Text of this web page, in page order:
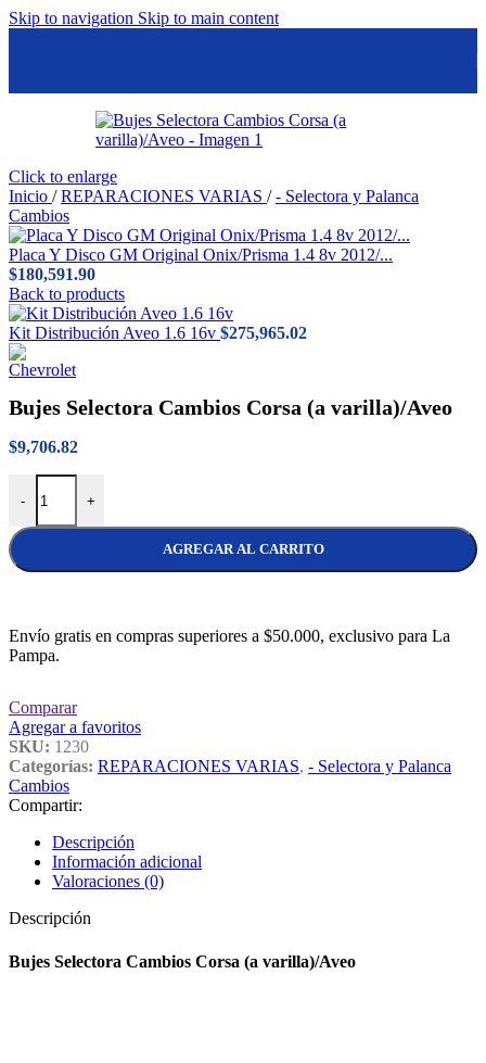
Skip to navigation Skip to main content
Click to enlarge
Inicio / REPARACIONES VARIAS / - Selectora y Palanca
Cambios
Placa Y Disco GM Original Onix/Prisma 1.4 8v 2012/...
$180,591.90
Back to products
Kit Distribución Aveo 1.6 16v $275,965.02
Bujes Selectora Cambios Corsa (a varilla)/Aveo
$9,706.82
-
Bujes Selectora Cambios Corsa (a varilla)/Aveo cantidad
+
AGREGAR AL CARRITO
Envío gratis en compras superiores a $50.000, exclusivo para La
Pampa.
Comparar
Agregar a favoritos
SKU: 1230
Categorías: REPARACIONES VARIAS, - Selectora y Palanca
Cambios
Compartir:
Descripción
Información adicional
Valoraciones (0)
Descripción
Bujes Selectora Cambios Corsa (a varilla)/Aveo